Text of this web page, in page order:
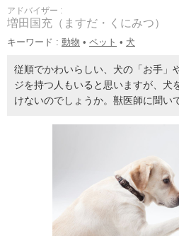
アドバイザー :
増田国充（ますだ・くにみつ）
キーワード : 動物 • ペット • 犬
従順でかわいらしい、犬の「お手」
ジを持つ人もいると思いますが、犬
けないのでしょうか。獣医師に聞い